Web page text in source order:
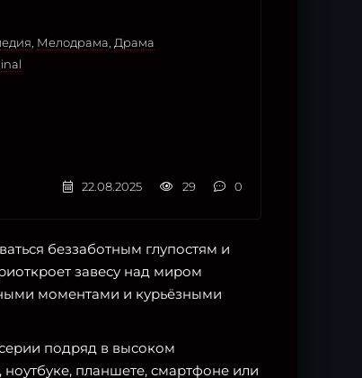
Мелодрама Драма
22.08.2025 29 0
беззаботным глупостям и
завесу над миром
моментами и курьёзными
подряд в высоком
планшете, смартфоне или